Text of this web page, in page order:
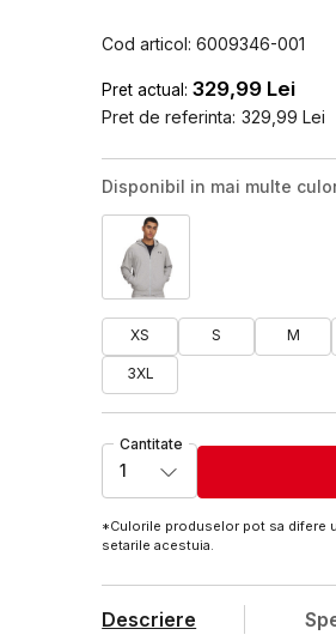
Cod articol:6009346-001
Pret actual: 329,99 Lei
Pret de referinta: 329,99 Lei
Disponibil in mai multe
XS S M
3XL
Cantitate
1
*Culorile produselor pot sa difere
setarile acestuia.
Descriere